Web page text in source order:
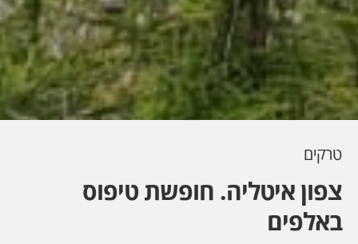
טרקים
צפון איטליה. חופשת טיפוס
באלפים